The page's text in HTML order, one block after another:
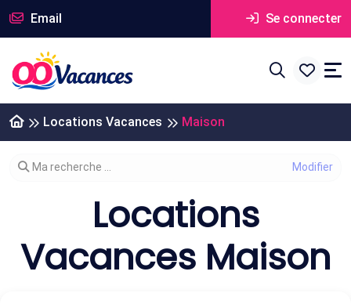
Email Se connecter
Locations Vacances Maison
Modifier votre recherche
Ma recherche ...
Locations
Vacances Maison